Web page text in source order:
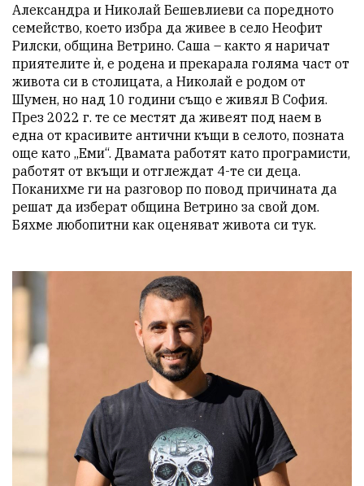
Александра и Николай Бешевлиеви са поредното
семейство, което избра да живее в село Неофит
Рилски, община Ветрино. Саша – както я наричат
приятелите ѝ, е родена и прекарала голяма част от
живота си в столицата, а Николай е родом от
Шумен, но над 10 години също е живял В София.
През 2022 г. те се местят да живеят под наем в
една от красивите антични къщи в селото, позната
още като „Еми“. Двамата работят като програмисти,
работят от вкъщи и отглеждат 4-те си деца.
Поканихме ги на разговор по повод причината да
решат да изберат община Ветрино за свой дом.
Бяхме любопитни как оценяват живота си тук.